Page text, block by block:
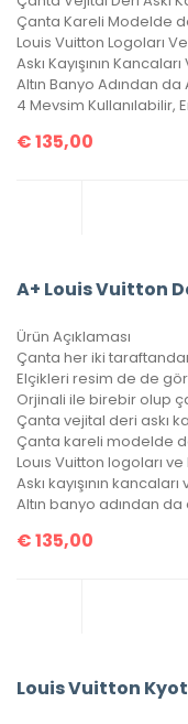
4 Mevsim Kullanılabilir,
€135,00
Ürün Açıklaması
Çanta her iki
Elçikleri resim de de
€135,00
Louis Vuitton